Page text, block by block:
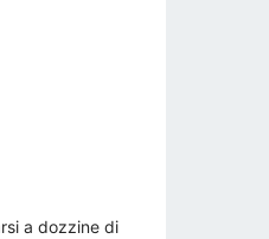
a dozzine di